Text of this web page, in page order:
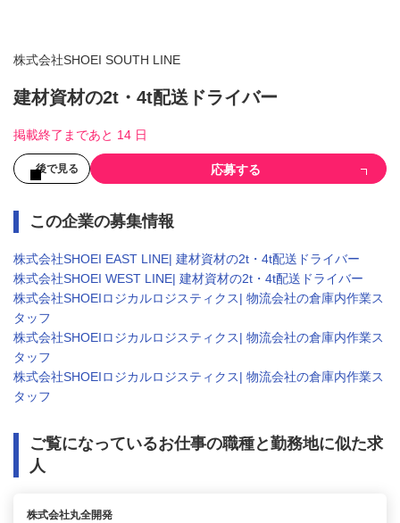
株式会社SHOEI SOUTH LINE
建材資材の2t・4t配送ドライバー
掲載終了まであと 14 日
後で見る 応募する
この企業の募集情報
株式会社SHOEI EAST LINE| 建材資材の2t・4t配送ドライバー
株式会社SHOEI WEST LINE| 建材資材の2t・4t配送ドライバー
株式会社SHOEIロジカルロジスティクス| 物流会社の倉庫内作業ス
タッフ
株式会社SHOEIロジカルロジスティクス| 物流会社の倉庫内作業ス
タッフ
株式会社SHOEIロジカルロジスティクス| 物流会社の倉庫内作業ス
タッフ
ご覧になっているお仕事の職種と勤務地に似た求
人
株式会社丸全開発